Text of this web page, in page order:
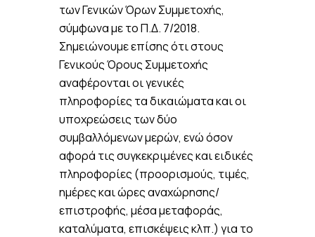
των Γενικών Όρων Συμμετοχής,
σύμφωνα με το Π.Δ. 7/2018.
Σημειώνουμε επίσης ότι στους
Γενικούς Όρους Συμμετοχής
αναφέρονται οι γενικές
πληροφορίες τα δικαιώματα και οι
υποχρεώσεις των δύο
συμβαλλόμενων μερών, ενώ όσον
αφορά τις συγκεκριμένες και ειδικές
πληροφορίες (προορισμούς, τιμές,
ημέρες και ώρες αναχώρησης/
επιστροφής, μέσα μεταφοράς,
καταλύματα, επισκέψεις κλπ.) για το